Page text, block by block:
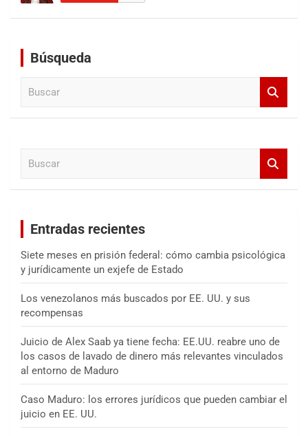
Búsqueda
Entradas recientes
Siete meses en prisión federal: cómo cambia psicológica
y jurídicamente un exjefe de Estado
Los venezolanos más buscados por EE. UU. y sus
recompensas
Juicio de Alex Saab ya tiene fecha: EE.UU. reabre uno de
los casos de lavado de dinero más relevantes vinculados
al entorno de Maduro
Caso Maduro: los errores jurídicos que pueden cambiar el
juicio en EE. UU.